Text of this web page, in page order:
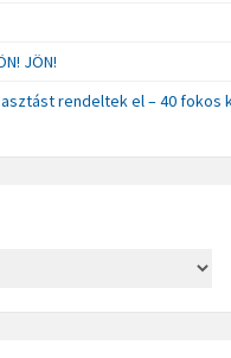
JÖN!
rendeltek el – 40 fokos